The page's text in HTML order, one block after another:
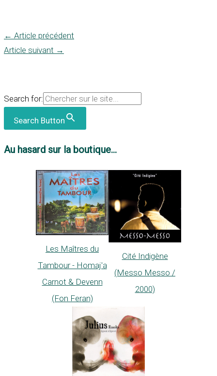
← Article précédent
Article suivant →
Search for:
Search Button
Au hasard sur la boutique...
Les Maîtres du
Tambour - Homaj'a
Carnot & Devenn
(Fon Feran)
Cité Indigène
(Messo Messo /
2000)